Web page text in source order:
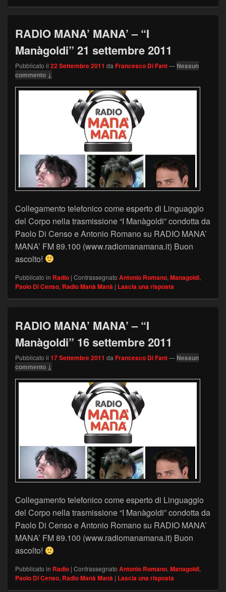
RADIO MANA’ MANA’ – “I
Manàgoldi” 21 settembre 2011
Pubblicato il 22 Settembre 2011 da Francesco Di Fant— Nessun
commento ↓
Collegamento telefonico come esperto di Linguaggio
del Corpo nella trasmissione “I Manàgoldi” condotta da
Paolo Di Censo e Antonio Romano su RADIO MANA’
MANA’ FM 89.100 (www.radiomanamana.it) Buon
ascolto!
Pubblicato in Radio | Contrassegnato Antonio Romano, Managoldi,
Paolo Di Censo, Radio Manà Manà | Lascia una risposta
RADIO MANA’ MANA’ – “I
Manàgoldi” 16 settembre 2011
Pubblicato il 17 Settembre 2011 da Francesco Di Fant— Nessun
commento ↓
Collegamento telefonico come esperto di Linguaggio
del Corpo nella trasmissione “I Manàgoldi” condotta da
Paolo Di Censo e Antonio Romano su RADIO MANA’
MANA’ FM 89.100 (www.radiomanamana.it) Buon
ascolto!
Pubblicato in Radio | Contrassegnato Antonio Romano, Managoldi,
Paolo Di Censo, Radio Manà Manà | Lascia una risposta